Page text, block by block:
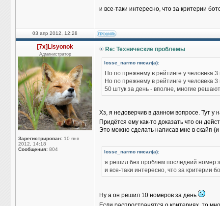
и все-таки интересно, что за критерии
03 апр 2012, 12:28
[7x]Lisyonok
Администратор
Зарегистрирован: 10 янв
2012, 14:18
Сообщения: 804
Re: Технические проблемы
losse_narmo писал(а):
Но по прежнему в рейтинге у человека 3
Но по прежнему в рейтинге у человека 3
50 штук за день - вполне, многие
Хз, я недоверчив в данном вопросе. Тут у
Придётся ему как-то доказать что он
Это можно сделать написав мне в скайп
losse_narmo писал(а):
я решил без проблем последний номер
и все-таки интересно, что за критерии
Ну а он решил 10 номеров за день